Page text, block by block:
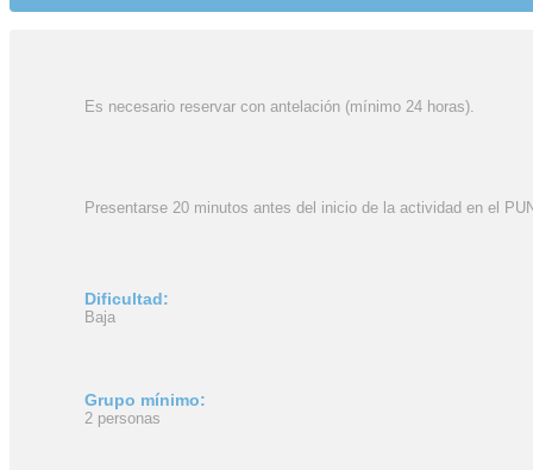
Es necesario reservar con antelación (mínimo 24 horas).
Presentarse 20 minutos antes del inicio de la actividad en el
Dificultad:
Baja
Grupo mínimo:
2 personas